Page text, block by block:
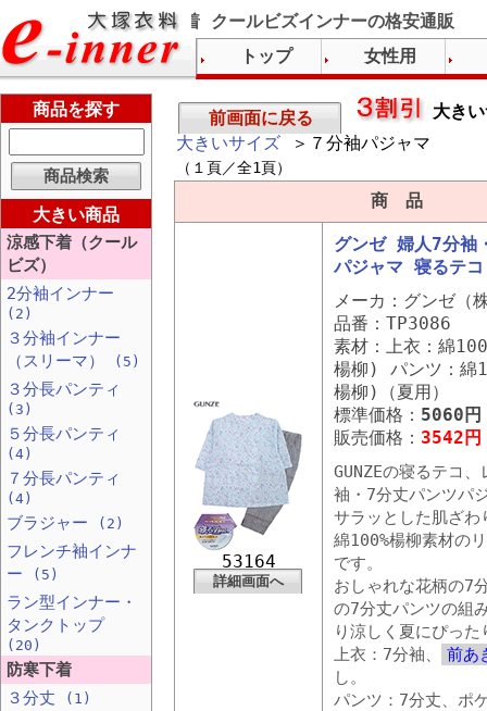
グンゼ下着 涼感下着 クールビズインナーの格安通販
前画面に戻る
大き
大きいサイズ ＞７分袖パジャマ
（１頁／全1頁）
商 品
53164
詳細画面へ
グンゼ 婦人7分袖
パジャマ 寝るテ
メーカ：グンゼ（
品番：TP3086
素材：上衣：綿
楊柳) パンツ：綿
楊柳)（夏用）
標準価格： 5060円
販売価格： 3542円
GUNZEの寝るテコ
袖・7分丈パンツパ
サラッとした肌ざわ
綿100%楊柳素材の
です。
おしゃれな花柄の7
の7分丈パンツの組
り涼しく夏にぴった
上衣：7分袖、
前あ
し。
パンツ：7分丈、ポ
商品を探す
大きい商品
涼感下着（クール
ビズ）
2分袖インナー
(2)
３分袖インナー
（スリーマ）
(5)
３分長パンティ
(3)
５分長パンティ
(4)
７分長パンティ
(4)
ブラジャー (2)
フレンチ袖インナ
ー
(5)
ラン型インナー・
タンクトップ
(20)
防寒下着
３分丈
(1)
トップ 女性用